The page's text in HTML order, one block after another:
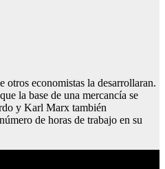
economistas la desarrollaran.
la base de una mercancía se
y Karl Marx también
de horas de trabajo en su